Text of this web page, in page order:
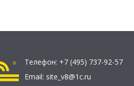
Телефон: +7 (495) 737-92-57
Email: site_v8@1c.ru